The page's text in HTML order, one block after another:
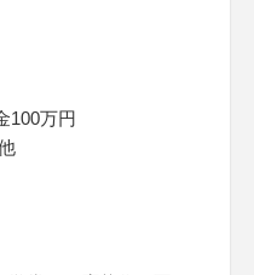
100万円